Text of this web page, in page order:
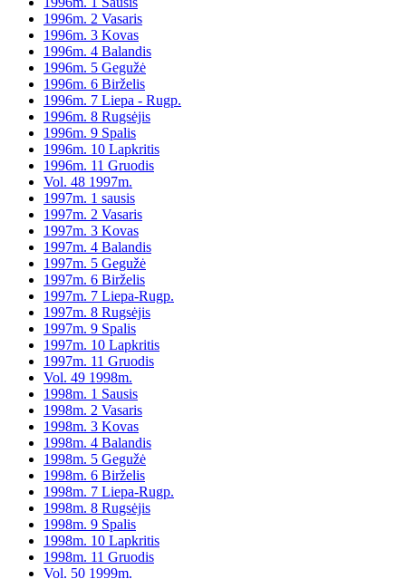
1996m. 2 Vasaris
1996m. 3 Kovas
1996m. 4 Balandis
1996m. 5 Gegužė
1996m. 6 Birželis
1996m. 7 Liepa - Rugp.
1996m. 8 Rugsėjis
1996m. 9 Spalis
1996m. 10 Lapkritis
1996m. 11 Gruodis
Vol. 48 1997m.
1997m. 1 sausis
1997m. 2 Vasaris
1997m. 3 Kovas
1997m. 4 Balandis
1997m. 5 Gegužė
1997m. 6 Birželis
1997m. 7 Liepa-Rugp.
1997m. 8 Rugsėjis
1997m. 9 Spalis
1997m. 10 Lapkritis
1997m. 11 Gruodis
Vol. 49 1998m.
1998m. 1 Sausis
1998m. 2 Vasaris
1998m. 3 Kovas
1998m. 4 Balandis
1998m. 5 Gegužė
1998m. 6 Birželis
1998m. 7 Liepa-Rugp.
1998m. 8 Rugsėjis
1998m. 9 Spalis
1998m. 10 Lapkritis
1998m. 11 Gruodis
Vol. 50 1999m.